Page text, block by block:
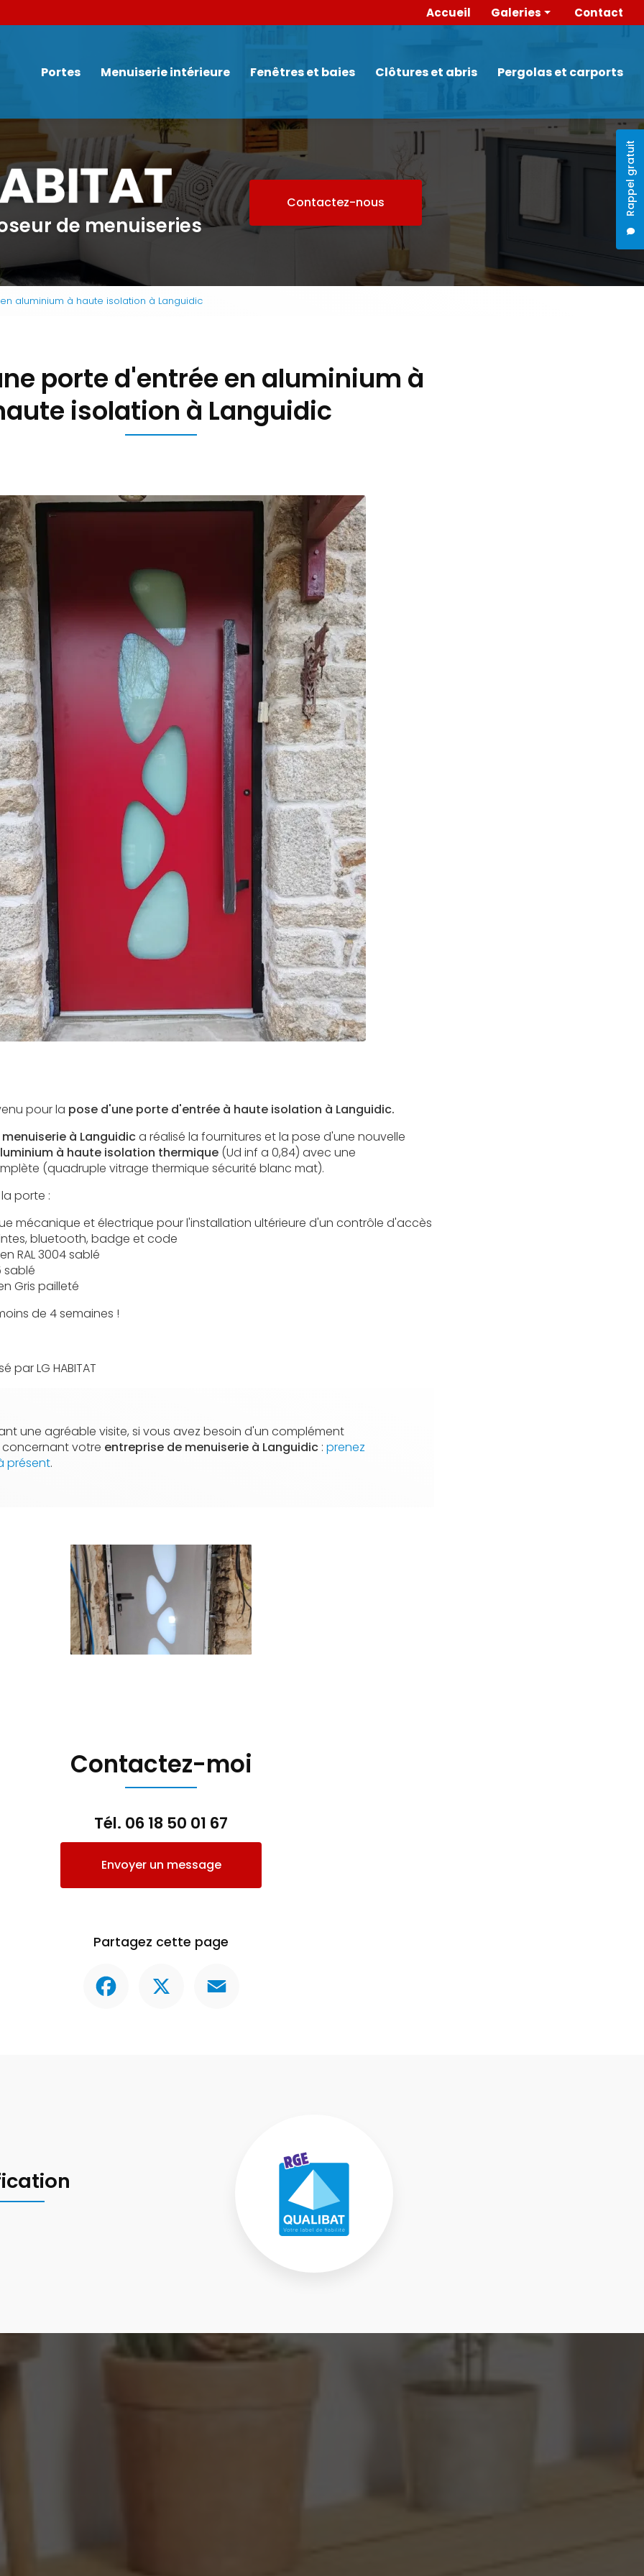
Rappel gratuit
Accueil
Galeries
Pergolas et carports
Contact
Portes Menuiserie intérieure Fenêtres et baies Clôtures et abris Pergolas et carports
de menuiseries
Contactez-nous
aluminium à haute isolation à Languidic
porte d'entrée en aluminium à
isolation à Languidic
pour la pose d'une porte d'entrée à haute isolation à Languidic.
à Languidica réalisé la fournitures et la pose d'une nouvelle
à haute isolation thermique (Ud inf a 0,84) avec une
(quadruple vitrage thermique sécurité blanc mat).
porte :
mécanique et électrique pour l'installation ultérieure d'un contrôle d'accès
bluetooth, badge et code
RAL 3004 sablé
sablé
Gris pailleté
de 4 semaines !
par LG HABITAT
une agréable visite, si vous avez besoin d'un complément
votre entreprise de menuiserie à Languidic : prenez
présent.
Contactez-moi
Tél. 06 18 50 01 67
Envoyer un message
Partagez cette page